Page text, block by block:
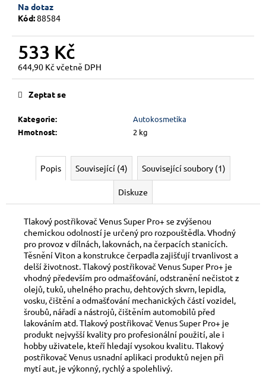
Na dotaz
Kód:88584
533 Kč
644,90 Kč včetně DPH
Měrná
Kategorie:
Autokosmetika
Hmotnost: 2 kg
Zeptat se
Popis Související (4) Související soubory (1)
Diskuze
Tlakový postřikovač Venus Super Pro+ se zvýšenou
chemickou odolností je určený pro rozpouštědla. Vhodný
pro provoz v dílnách, lakovnách, na čerpacích stanicích.
Těsnění Viton a konstrukce čerpadla zajišťují trvanlivost a
delší životnost. Tlakový postřikovač Venus Super Pro+ je
vhodný především proodmašťování, odstranění nečistot z
olejů, tuků, uhelného prachu, dehtových skvrn, lepidla,
vosku, čištění a odmašťování mechanických částí vozidel,
šroubů, nářadí a nástrojů, čištěním automobilů před
lakováním atd. Tlakový postřikovač Venus Super Pro+ je
produkt nejvyšší kvality pro profesionální použití, ale i
hobby uživatele, kteří hledají vysokou kvalitu. Tlakový
postřikovač Venus usnadní aplikaci produktů nejen při
mytí aut, je výkonný, rychlý a spolehlivý.